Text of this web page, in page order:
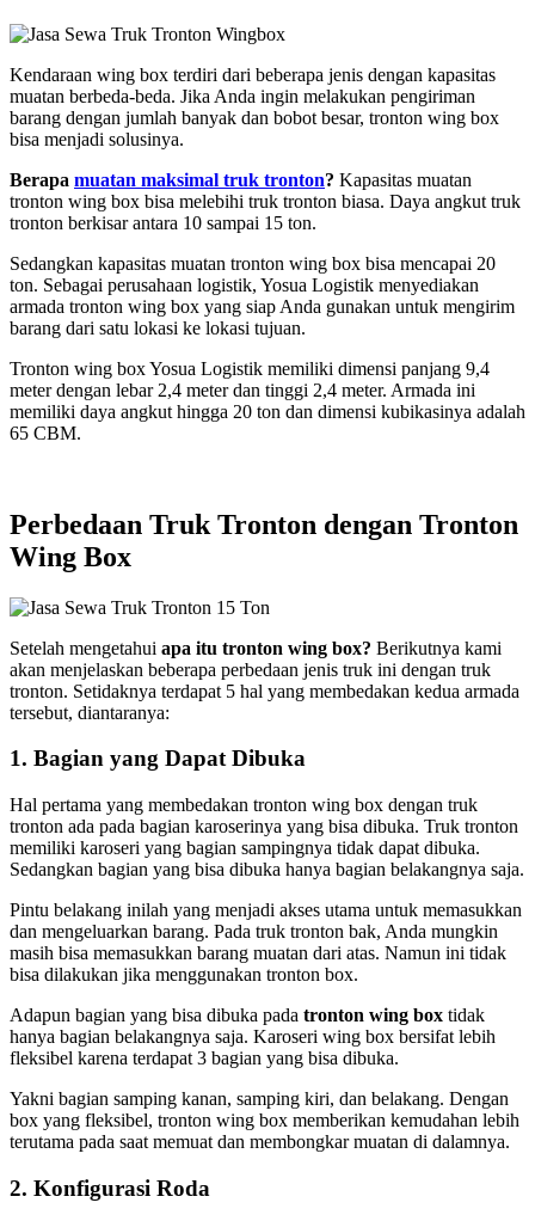
Kendaraan wing box terdiri dari beberapa jenis dengan kapasitas
muatan berbeda-beda. Jika Anda ingin melakukan pengiriman
barang dengan jumlah banyak dan bobot besar, tronton wing box
bisa menjadi solusinya.
Berapa muatan maksimal truk tronton? Kapasitas muatan
tronton wing box bisa melebihi truk tronton biasa. Daya angkut truk
tronton berkisar antara 10 sampai 15 ton.
Sedangkan kapasitas muatan tronton wing box bisa mencapai 20
ton. Sebagai perusahaan logistik, Yosua Logistik menyediakan
armada tronton wing box yang siap Anda gunakan untuk mengirim
barang dari satu lokasi ke lokasi tujuan.
Tronton wing box Yosua Logistik memiliki dimensi panjang 9,4
meter dengan lebar 2,4 meter dan tinggi 2,4 meter. Armada ini
memiliki daya angkut hingga 20 ton dan dimensi kubikasinya adalah
65 CBM.
Perbedaan Truk Tronton dengan Tronton
Wing Box
Setelah mengetahui apa itu tronton wing box? Berikutnya kami
akan menjelaskan beberapa perbedaan jenis truk ini dengan truk
tronton. Setidaknya terdapat 5 hal yang membedakan kedua armada
tersebut, diantaranya:
1. Bagian yang Dapat Dibuka
Hal pertama yang membedakan tronton wing box dengan truk
tronton ada pada bagian karoserinya yang bisa dibuka. Truk tronton
memiliki karoseri yang bagian sampingnya tidak dapat dibuka.
Sedangkan bagian yang bisa dibuka hanya bagian belakangnya saja.
Pintu belakang inilah yang menjadi akses utama untuk memasukkan
dan mengeluarkan barang. Pada truk tronton bak, Anda mungkin
masih bisa memasukkan barang muatan dari atas. Namun ini tidak
bisa dilakukan jika menggunakan tronton box.
Adapun bagian yang bisa dibuka pada tronton wing box tidak
hanya bagian belakangnya saja. Karoseri wing box bersifat lebih
fleksibel karena terdapat 3 bagian yang bisa dibuka.
Yakni bagian samping kanan, samping kiri, dan belakang. Dengan
box yang fleksibel, tronton wing box memberikan kemudahan lebih
terutama pada saat memuat dan membongkar muatan di dalamnya.
2. Konfigurasi Roda